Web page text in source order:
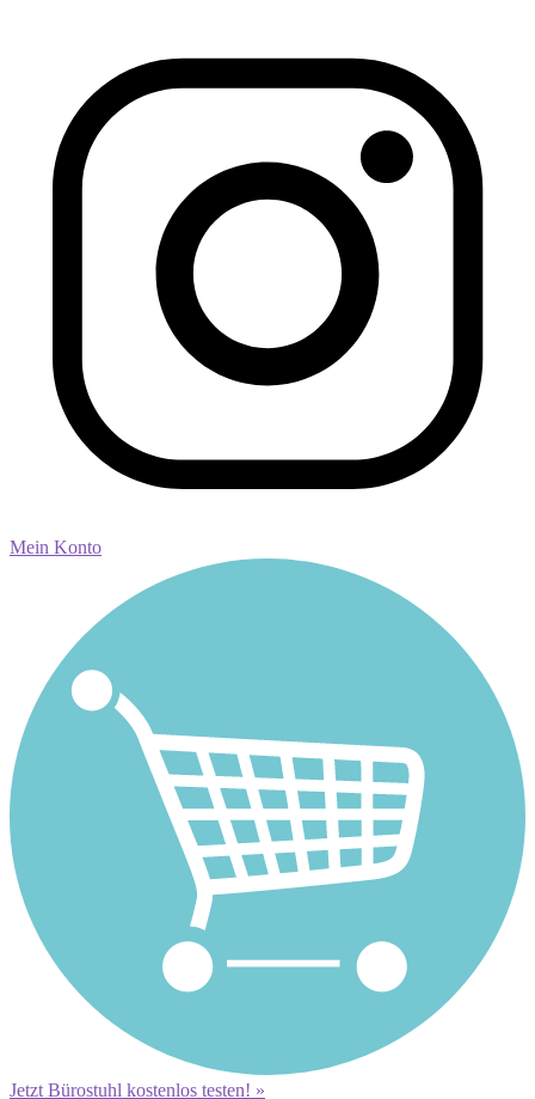
Mein Konto
Jetzt Bürostuhl kostenlos testen! »